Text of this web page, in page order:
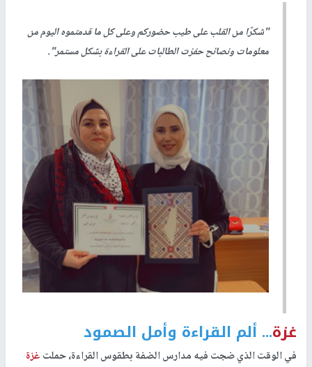
"شكرًا من القلب على طيب حضوركم وعلى كل ما قدمتموه اليوم من
معلومات ونصائح حفزت الطالبات على القراءة بشكل مستمر".
غزة... ألم القراءة وأمل الصمود
في الوقت الذي ضجت فيه مدارس الضفة بطقوس القراءة، حملتغزة